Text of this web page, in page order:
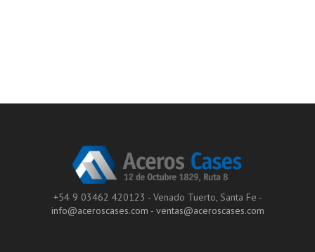
+54 9 03462 420123 - Venado Tuerto, Santa Fe -
info@aceroscases.com - ventas@aceroscases.com